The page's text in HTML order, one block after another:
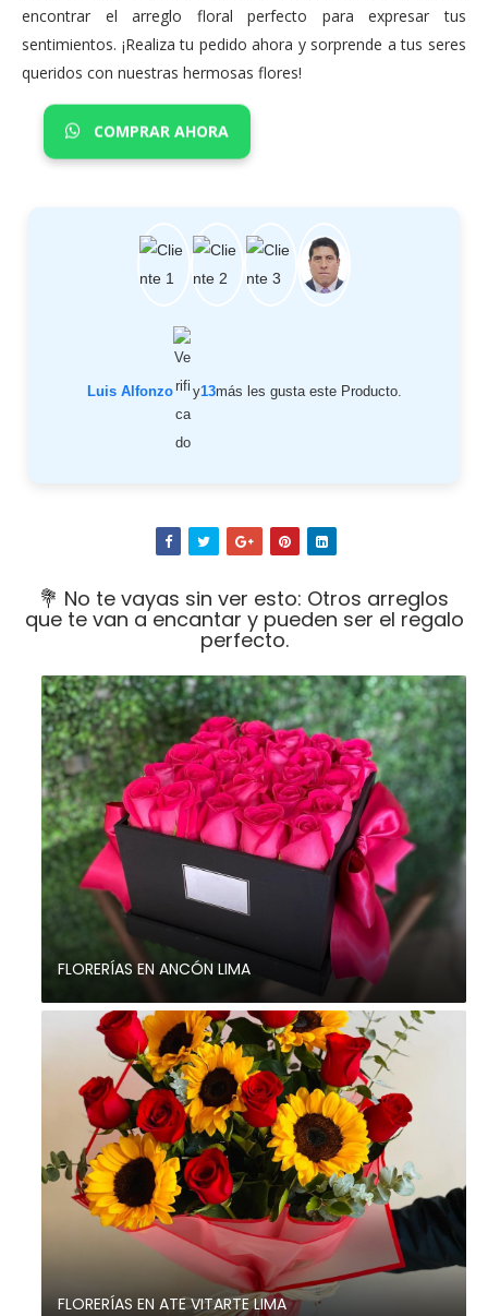
encontrar el arreglo floral perfecto para expresar tus
sentimientos. ¡Realiza tu pedido ahora y sorprende a tus seres
queridos con nuestras hermosas flores!
COMPRAR AHORA
Luis Alfonzo y13más les gusta este Producto.
💐 No te vayas sin ver esto: Otros arreglos
que te van a encantar y pueden ser el regalo
perfecto.
FLORERÍAS EN ANCÓN LIMA
FLORERÍAS EN ATE VITARTE LIMA